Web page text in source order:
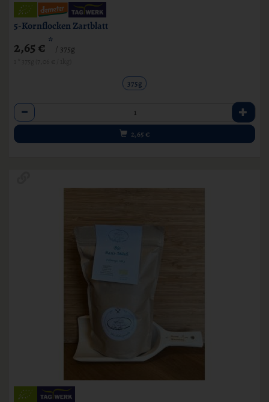
5-Kornflocken Zartblatt
2,65 € * / 375g
375g
Anzahl
2,65 €